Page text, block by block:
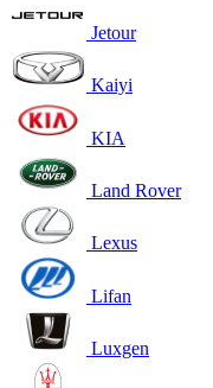
Jetour
Kaiyi
KIA
Land Rover
Lexus
Lifan
Luxgen